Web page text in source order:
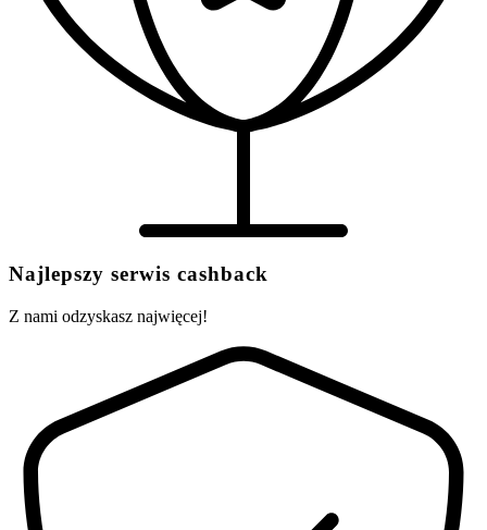
Najlepszy serwis cashback
Z nami odzyskasz najwięcej!